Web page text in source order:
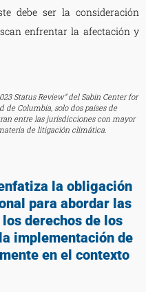
debe ser la consideración
enfrentar la afectación y
Status Review” del Sabin Center for
de Columbia, solo dos países de
entre las jurisdicciones con mayor
de litigación climática.
la obligación
para abordar las
derechos de los
implementación de
en el contexto